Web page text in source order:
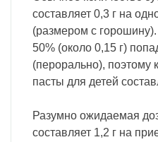
составляет 0,3 г на
(размером с
50% (около 0,15 г)
(перорально), поэтому
пасты для детей
Разумно ожидаемая
составляет 1,2 г на